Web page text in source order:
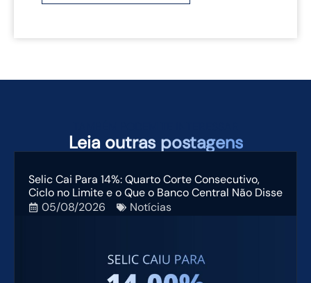
Leia outras postagens
Selic Cai Para 14%: Quarto Corte Consecutivo,
Ciclo no Limite e o Que o Banco Central Não Disse
05/08/2026
Notícias